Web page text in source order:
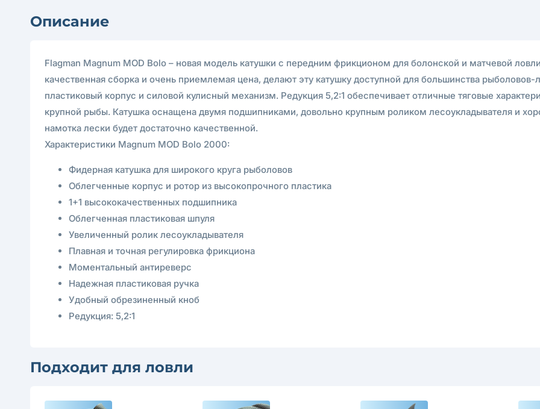
Описание
Flagman Magnum MOD Bolo – новая модель катушки с передним фрикционом для болонской и матчевой
качественная сборка и очень приемлемая цена, делают эту катушку доступной для большинства
пластиковый корпус и силовой кулисный механизм. Редукция 5,2:1 обеспечивает отличные тяговые
крупной рыбы. Катушка оснащена двумя подшипниками, довольно крупным роликом лесоукладывателя и
намотка лески будет достаточно качественной.
Характеристики Magnum MOD Bolo 2000:
Фидерная катушка для широкого круга рыболовов
Облегченные корпус и ротор из высокопрочного пластика
1+1 высококачественных подшипника
Облегченная пластиковая шпуля
Увеличенный ролик лесоукладывателя
Плавная и точная регулировка фрикциона
Моментальный антиреверс
Надежная пластиковая ручка
Удобный обрезиненный кноб
Редукция: 5,2:1
Подходит для ловли